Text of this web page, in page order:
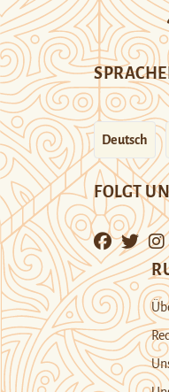
Deutsch
FOLGT